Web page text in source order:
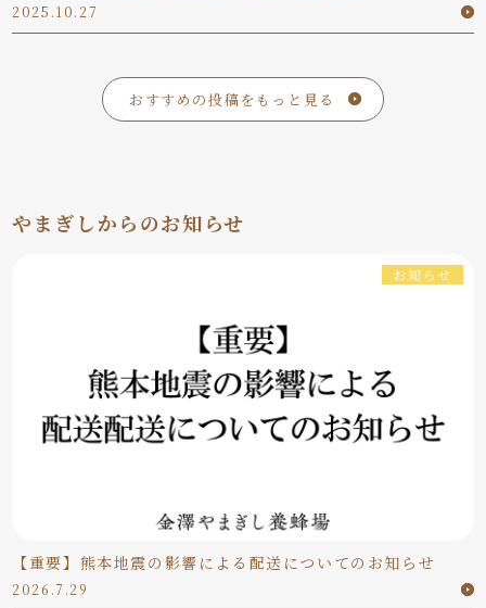
2025.10.27
おすすめの投稿をもっと見る
やまぎしからのお知らせ
お知らせ
【重要】熊本地震の影響による配送についてのお知らせ
2026.7.29